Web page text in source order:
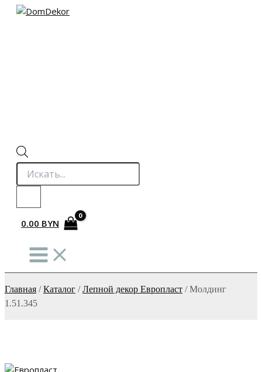
Перейти
Поиск
товаров
0.00 BYN
Главная /Каталог /Лепной декор Европласт /Молдинг
1.51.345